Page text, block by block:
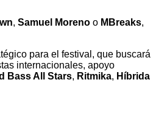
, Samuel Moreno o MBreaks,
para el festival, que buscará
internacionales, apoyo
Bass All Stars, Ritmika, Híbrida